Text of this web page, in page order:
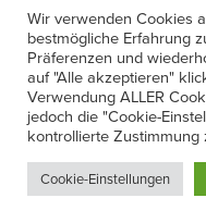
Anzeigensuche
AGB
Verträge hier
Wir verwenden Cookies
bestmögliche Erfahrung
Präferenzen und
auf "Alle akzeptieren"
Verwendung ALLER
jedoch die "Cookie-
kontrollierte Zustimmung
Cookie-Einstellungen